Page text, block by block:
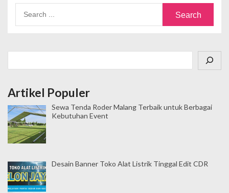
for:
Artikel Populer
Sewa Tenda Roder Malang Terbaik untuk Berbagai
Kebutuhan Event
Desain Banner Toko Alat Listrik Tinggal Edit CDR